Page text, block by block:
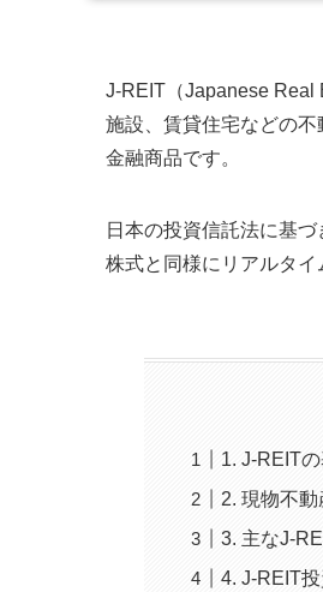
J-REIT（Japanese Real
施設、賃貸住宅などの
金融商品です。
日本の投資信託法に基
株式と同様にリアルタイ
1. J-REIT
2. 現物不
3. 主なJ-
4. J-REIT